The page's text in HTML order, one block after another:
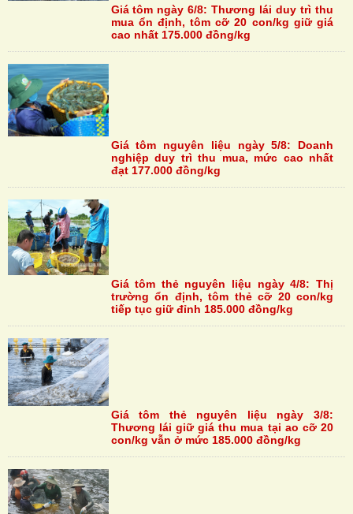
Giá tôm ngày 6/8: Thương lái duy trì thu
mua ổn định, tôm cỡ 20 con/kg giữ giá
cao nhất 175.000 đồng/kg
Giá tôm nguyên liệu ngày 5/8: Doanh
nghiệp duy trì thu mua, mức cao nhất
đạt 177.000 đồng/kg
Giá tôm thẻ nguyên liệu ngày 4/8: Thị
trường ổn định, tôm thẻ cỡ 20 con/kg
tiếp tục giữ đỉnh 185.000 đồng/kg
Giá tôm thẻ nguyên liệu ngày 3/8:
Thương lái giữ giá thu mua tại ao cỡ 20
con/kg vẫn ở mức 185.000 đồng/kg